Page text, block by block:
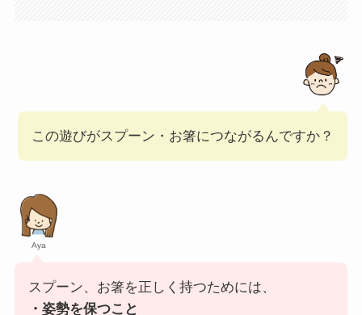
この遊びがスプーン・お箸につながるんですか？
Aya
スプーン、お箸を正しく持つためには、
・姿勢を保つこと